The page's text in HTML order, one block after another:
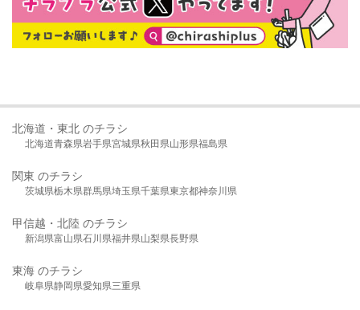
北海道・東北 のチラシ
北海道青森県岩手県宮城県秋田県山形県福島県
関東 のチラシ
茨城県栃木県群馬県埼玉県千葉県東京都神奈川県
甲信越・北陸 のチラシ
新潟県富山県石川県福井県山梨県長野県
東海 のチラシ
岐阜県静岡県愛知県三重県